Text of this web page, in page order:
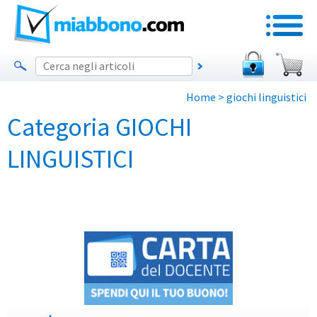
Home > giochi linguistici
Categoria GIOCHI
LINGUISTICI